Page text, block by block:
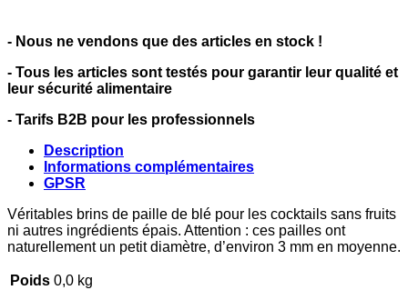
- Nous ne vendons que des articles en stock !
- Tous les articles sont testés pour garantir leur qualité et
leur sécurité alimentaire
- Tarifs B2B pour les professionnels
Description
Informations complémentaires
GPSR
Véritables brins de paille de blé pour les cocktails sans fruits
ni autres ingrédients épais. Attention : ces pailles ont
naturellement un petit diamètre, d’environ 3 mm en moyenne.
Poids 0,0 kg